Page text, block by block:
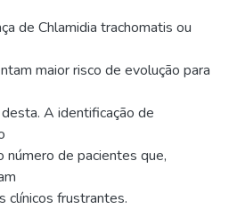
de Chlamidia trachomatis ou
maior risco de evolução para
A identificação de
número de pacientes que,
clínicos frustrantes.